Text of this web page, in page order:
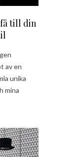
till din
av en
unika
mina